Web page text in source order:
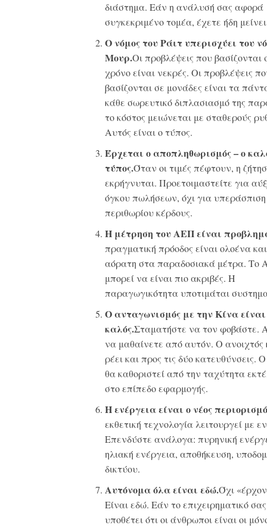
διάστημα. Εάν η ανάλυσή σας αφορά
συγκεκριμένο τομέα, έχετε ήδη
Ο νόμος του Ράιτ υπερισχύει του
Μουρ.Οι προβλέψεις που βασίζονται
χρόνο είναι νεκρές. Οι προβλέψεις
βασίζονται σε μονάδες είναι τα
κάθε σωρευτικό διπλασιασμό της
το κόστος μειώνεται με σταθερούς
Αυτός είναι ο τύπος.
Έρχεται ο αποπληθωρισμός – ο
τύπος.Όταν οι τιμές πέφτουν, η
εκρήγνυται. Προετοιμαστείτε για
όγκου πωλήσεων, όχι για
περιθωρίου κέρδους.
Η μέτρηση του ΑΕΠ είναι
πραγματική πρόοδος είναι ολοένα
αόρατη στα παραδοσιακά μέτρα. Το
μπορεί να είναι πιο ακριβές. Η
παραγωγικότητα υποτιμάται
Ο ανταγωνισμός με την Κίνα είναι
καλός.Σταματήστε να τον φοβάστε.
να μαθαίνετε από αυτόν. Ο ανοιχτός
ρέει και προς τις δύο κατευθύνσεις. Ο
θα καθοριστεί από την ταχύτητα
στο επίπεδο εφαρμογής.
Η ενέργεια είναι ο νέος
εκθετική τεχνολογία λειτουργεί με
Επενδύστε ανάλογα: πυρηνική
ηλιακή ενέργεια, αποθήκευση,
δικτύου.
Αυτόνομα όλα είναι εδώ.Όχι
Είναι εδώ. Εάν το επιχειρηματικό
υποθέτει ότι οι άνθρωποι είναι οι